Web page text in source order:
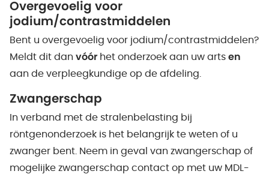
Overgevoelig voor
jodium/contrastmiddelen
Bent u overgevoelig voor jodium/contrastmiddelen?
Meldt dit dan vóór het onderzoek aan uw arts en
aan de verpleegkundige op de afdeling.
Zwangerschap
In verband met de stralenbelasting bij
röntgenonderzoek is het belangrijk te weten of u
zwanger bent. Neem in geval van zwangerschap of
mogelijke zwangerschap contact op met uw MDL-